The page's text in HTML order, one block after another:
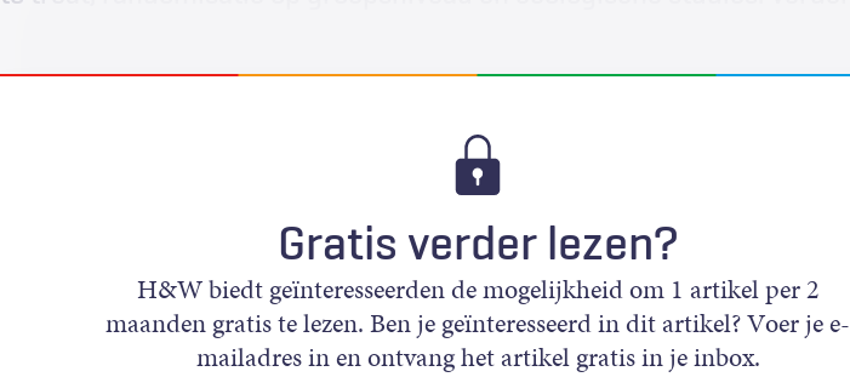
Gratis verder lezen?
H&W biedt geïnteresseerden de mogelijkheid om 1 artikel per 2
maanden gratis te lezen. Ben je geïnteresseerd in dit artikel? Voer je e-
mailadres in en ontvang het artikel gratis in je inbox.